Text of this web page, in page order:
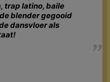
trap latino, baile
blender gegooid
dansvloer als